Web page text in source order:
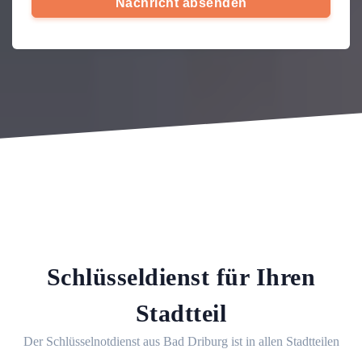
Nachricht absenden
Schlüsseldienst für Ihren
Stadtteil
Der Schlüsselnotdienst aus Bad Driburg ist in allen Stadtteilen